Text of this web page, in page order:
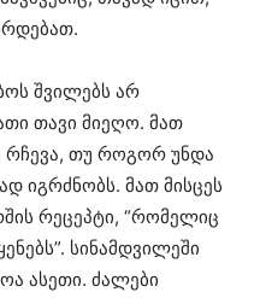
შვილებს არ
თავი მიეღო. მათ
რჩევა, თუ როგორ უნდა
იგრძნობს. მათ მისცეს
რეცეპტი, “რომელიც
სინამდვილეში
ასეთი. ძალები